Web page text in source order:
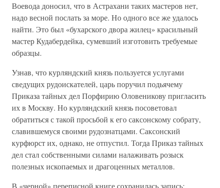
Воевода доносил, что в Астрахани таких мастеров нет,
надо весной послать за море. Но одного все же удалось
найти. Это был «бухарского двора жилец» красильный
мастер Кудабердейка, сумевший изготовить требуемые
образцы.
Узнав, что курляндский князь пользуется услугами
сведущих рудоискателей, царь поручил подьячему
Приказа тайных дел Порфирию Оловеникову пригласить
их в Москву. Но курляндский князь посоветовал
обратиться с такой просьбой к его саксонскому собрату,
славившемуся своими рудознатцами. Саксонский
курфюрст их, однако, не отпустил. Тогда Приказ тайных
дел стал собственными силами налаживать розыск
полезных ископаемых и драгоценных металлов.
В «черной» переписной книге сохранилась запись: